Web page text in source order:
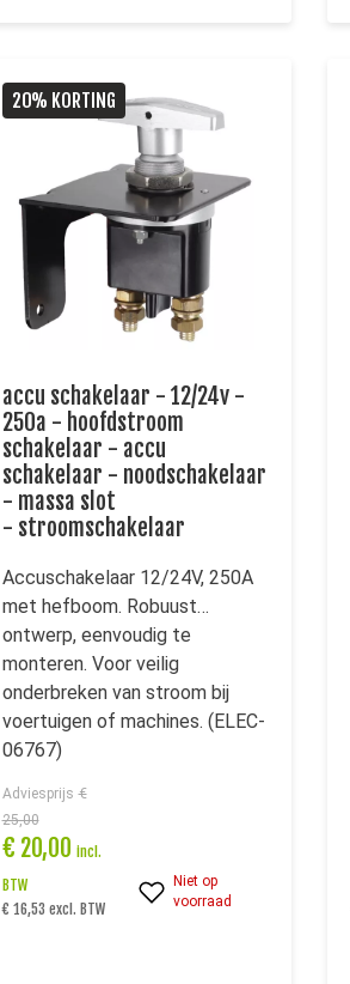
20% KORTING
accu schakelaar - 12/24v -
250a - hoofdstroom
schakelaar - accu
schakelaar - noodschakelaar
- massa slot
- stroomschakelaar
Accuschakelaar 12/24V, 250A
met hefboom. Robuust
ontwerp, eenvoudig te
monteren. Voor veilig
onderbreken van stroom bij
voertuigen of machines. (ELEC-
06767)
Adviesprijs €
25,00
€ 20,00 incl.
BTW
€ 16,53 excl. BTW
Niet op
voorraad